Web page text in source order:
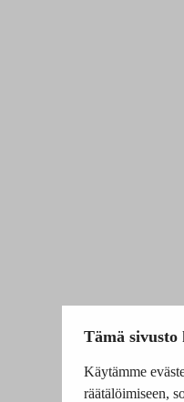
Tämä sivusto
Käytämme
räätälöimiseen,